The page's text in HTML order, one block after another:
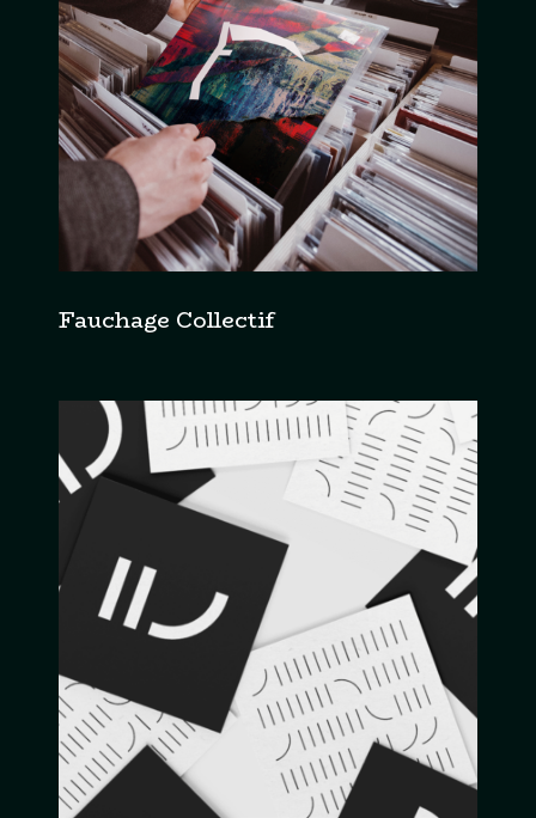
Fauchage Collectif